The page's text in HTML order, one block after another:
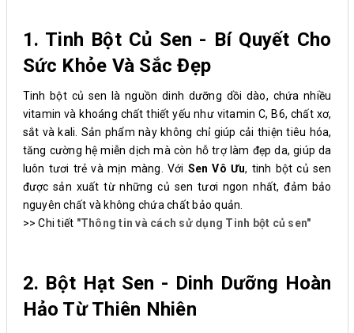
1. Tinh Bột Củ Sen - Bí Quyết Cho
Sức Khỏe Và Sắc Đẹp
Tinh bột củ sen là nguồn dinh dưỡng dồi dào, chứa nhiều
vitamin và khoáng chất thiết yếu như vitamin C, B6, chất xơ,
sắt và kali. Sản phẩm này không chỉ giúp cải thiện tiêu hóa,
tăng cường hệ miễn dịch mà còn hỗ trợ làm đẹp da, giúp da
luôn tươi trẻ và mịn màng. Với Sen Vô Ưu, tinh bột củ sen
được sản xuất từ những củ sen tươi ngon nhất, đảm bảo
nguyên chất và không chứa chất bảo quản.
>> Chi tiết "Thông tin và cách sử dụng Tinh bột củ sen"
2. Bột Hạt Sen - Dinh Dưỡng Hoàn
Hảo Từ Thiên Nhiên